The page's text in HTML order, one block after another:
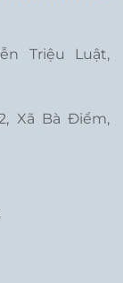
Triệu Luật,
Xã Bà Điểm,